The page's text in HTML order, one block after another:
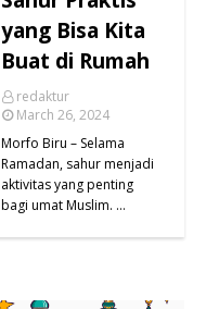
yang Bisa Kita
Buat di Rumah
redaktur
March 26, 2024
Morfo Biru – Selama
Ramadan, sahur menjadi
aktivitas yang penting
bagi umat Muslim. …